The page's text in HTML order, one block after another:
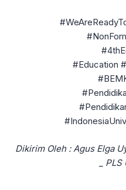
#Education
Dikirim Oleh : Agus Elga
_